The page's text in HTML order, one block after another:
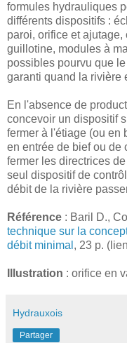
formules hydrauliques
différents dispositifs :
paroi, orifice et
guillotine, modules à
possibles pourvu que
garanti quand la rivière
En l'absence de
concevoir un dispositif
fermer à l'étiage (ou en
en entrée de bief ou de
fermer les directrices
seul dispositif de
débit de la rivière
Référence : Baril D.,
technique sur la
débit minimal , 23 p.
Illustration : orifice en
Hydrauxois
Partager